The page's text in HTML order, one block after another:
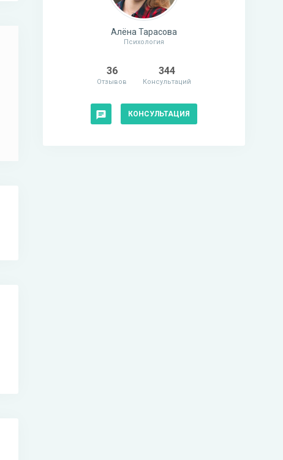
Алёна Тарасова
Психология
36
Отзывов
344
Консультаций
КОНСУЛЬТАЦИЯ